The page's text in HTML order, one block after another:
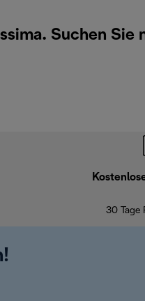
Suchen Sie
30 Tage